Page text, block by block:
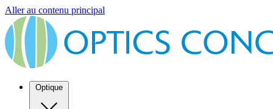
Aller au contenu principal
Optique